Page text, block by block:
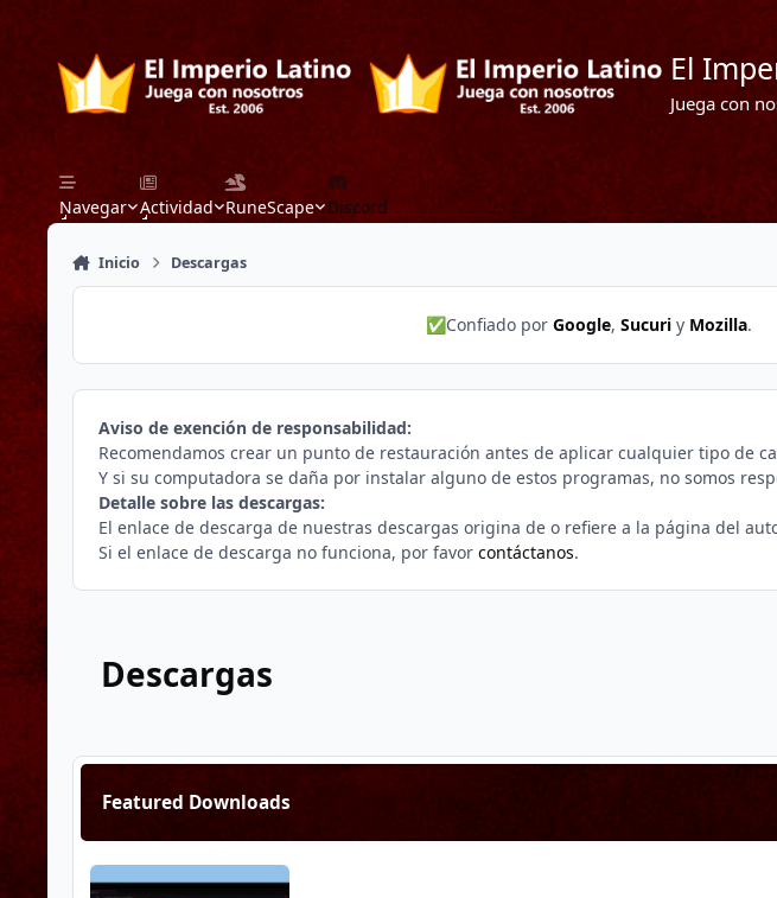
Saltar a contenido
El
Juega con
Navegar Actividad RuneScape Discord
Inicio Descargas
✅Confiado porGoogle,Sucuri y Mozilla.
Aviso de exención de responsabilidad:
Recomendamos crear un punto de restauración antes de aplicar cualquier tipo de
Y si su computadora se daña por instalar alguno de estos programas, no somos
Detalle sobre las descargas:
El enlace de descarga de nuestras descargas origina de o refiere a la página del
Si el enlace de descarga no funciona, por favor contáctanos.
Descargas
Featured Downloads
Opera Gx